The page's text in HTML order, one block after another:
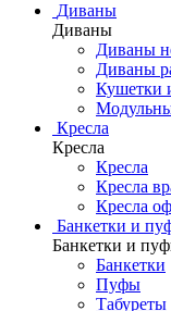
Диваны
Диваны
Диваны
Диваны
Кушетки
Кресла
Кресла
Кресла
Кресла
Кресла
Банкетки и
Банкетки и
Банкетки
Пуфы
Табуреты